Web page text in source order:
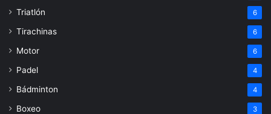
Triatlón 6
Tirachinas 6
Motor 6
Padel 4
Bádminton 4
Boxeo 3